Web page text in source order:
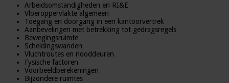
Arbeidsomstandigheden en RI&E
Vloeroppervlakte algemeen
Toegang en doorgang in een kantoorvertrek
Aanbevelingen met betrekking tot gedragsregels
Bewegingsruimte
Scheidingswanden
Vluchtroutes en nooddeuren
Fysische factoren
Voorbeeldberekeningen
Bijzondere ruimtes